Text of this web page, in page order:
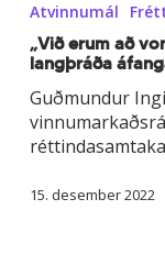
að
vonum
ánægð
með
að
þessum
áfanga
Atvinnumál
„Við erum að
langþráða
Guðmundur
15. desember 2022